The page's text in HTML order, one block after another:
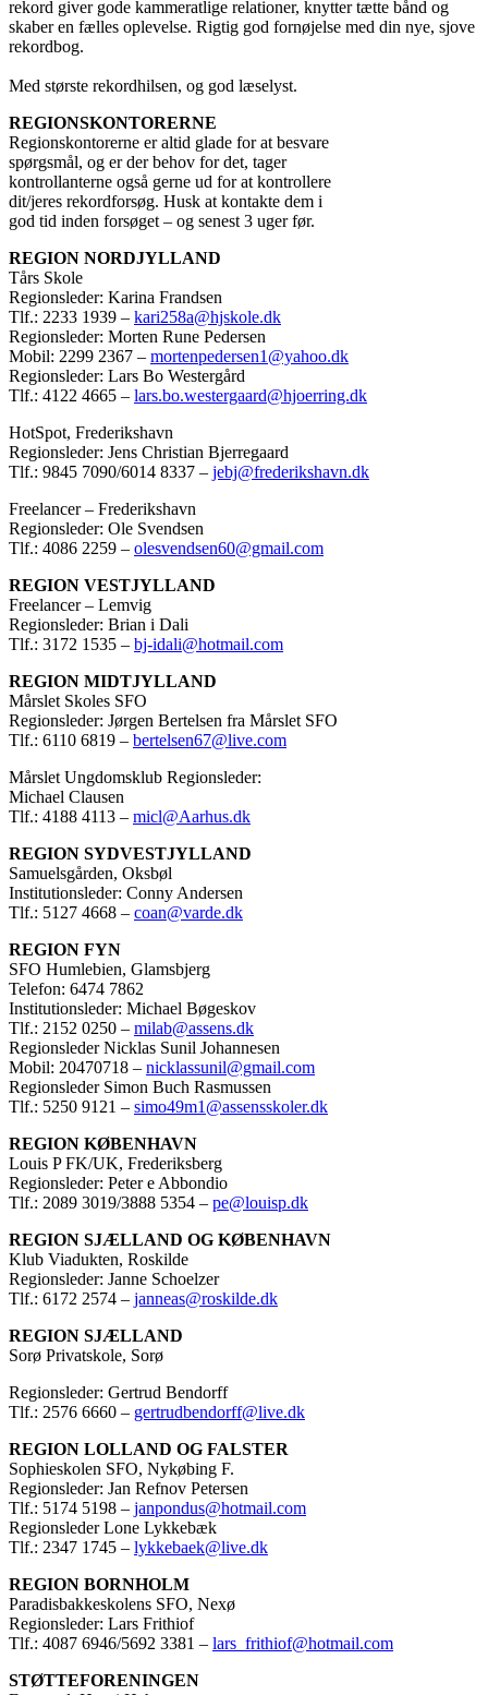
rekord giver gode kammeratlige relationer, knytter tætte bånd og
skaber en fælles oplevelse. Rigtig god fornøjelse med din nye, sjove
rekordbog.
Med største rekordhilsen, og god læselyst.
REGIONSKONTORERNE
Regionskontorerne er altid glade for at besvare
spørgsmål, og er der behov for det, tager
kontrollanterne også gerne ud for at kontrollere
dit/jeres rekordforsøg. Husk at kontakte dem i
god tid inden forsøget – og senest 3 uger før.
REGION NORDJYLLAND
Tårs Skole
Regionsleder: Karina Frandsen
Tlf.: 2233 1939 – kari258a@hjskole.dk
Regionsleder: Morten Rune Pedersen
Mobil: 2299 2367 – mortenpedersen1@yahoo.dk
Regionsleder: Lars Bo Westergård
Tlf.: 4122 4665 – lars.bo.westergaard@hjoerring.dk
HotSpot, Frederikshavn
Regionsleder: Jens Christian Bjerregaard
Tlf.: 9845 7090/6014 8337 – jebj@frederikshavn.dk
Freelancer – Frederikshavn
Regionsleder: Ole Svendsen
Tlf.: 4086 2259 – olesvendsen60@gmail.com
REGION VESTJYLLAND
Freelancer – Lemvig
Regionsleder: Brian i Dali
Tlf.: 3172 1535 – bj-idali@hotmail.com
REGION MIDTJYLLAND
Mårslet Skoles SFO
Regionsleder: Jørgen Bertelsen fra Mårslet SFO
Tlf.: 6110 6819 – bertelsen67@live.com
Mårslet Ungdomsklub Regionsleder:
Michael Clausen
Tlf.: 4188 4113 – micl@Aarhus.dk
REGION SYDVESTJYLLAND
Samuelsgården, Oksbøl
Institutionsleder: Conny Andersen
Tlf.: 5127 4668 – coan@varde.dk
REGION FYN
SFO Humlebien, Glamsbjerg
Telefon: 6474 7862
Institutionsleder: Michael Bøgeskov
Tlf.: 2152 0250 – milab@assens.dk
Regionsleder Nicklas Sunil Johannesen
Mobil: 20470718 – nicklassunil@gmail.com
Regionsleder Simon Buch Rasmussen
Tlf.: 5250 9121 – simo49m1@assensskoler.dk
REGION KØBENHAVN
Louis P FK/UK, Frederiksberg
Regionsleder: Peter e Abbondio
Tlf.: 2089 3019/3888 5354 – pe@louisp.dk
REGION SJÆLLAND OG KØBENHAVN
Klub Viadukten, Roskilde
Regionsleder: Janne Schoelzer
Tlf.: 6172 2574 – janneas@roskilde.dk
REGION SJÆLLAND
Sorø Privatskole, Sorø
Regionsleder: Gertrud Bendorff
Tlf.: 2576 6660 – gertrudbendorff@live.dk
REGION LOLLAND OG FALSTER
Sophieskolen SFO, Nykøbing F.
Regionsleder: Jan Refnov Petersen
Tlf.: 5174 5198 – janpondus@hotmail.com
Regionsleder Lone Lykkebæk
Tlf.: 2347 1745 – lykkebaek@live.dk
REGION BORNHOLM
Paradisbakkeskolens SFO, Nexø
Regionsleder: Lars Frithiof
Tlf.: 4087 6946/5692 3381 – lars_frithiof@hotmail.com
STØTTEFORENINGEN